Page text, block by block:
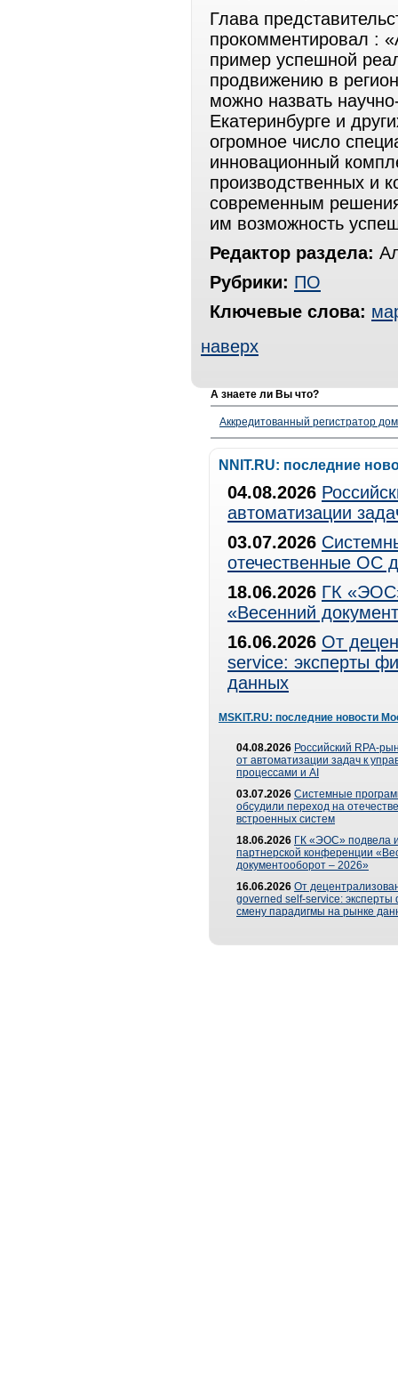
Глава
прокомментировал :
пример успешной
продвижению в
можно назвать
Екатеринбурге и
огромное число
инновационный
производственных и
современным
им возможность
Редактор раздела:
Рубрики: ПО
Ключевые слова:
наверх
А знаете ли Вы что?
Аккредитованный регистратор
NNIT.RU: последние
04.08.2026
автоматизации
03.07.2026
отечественные ОС
18.06.2026 ГК
«Весенний
16.06.2026 От
service: эксперты
данных
MSKIT.RU: последние новости
04.08.2026 Российский RPA-
от автоматизации задач к
процессами и AI
03.07.2026 Системные
обсудили переход на
встроенных систем
18.06.2026 ГК «ЭОС» подвела
партнерской конференции
документооборот – 2026»
16.06.2026 От
governed self-service: эксперты
смену парадигмы на рынке